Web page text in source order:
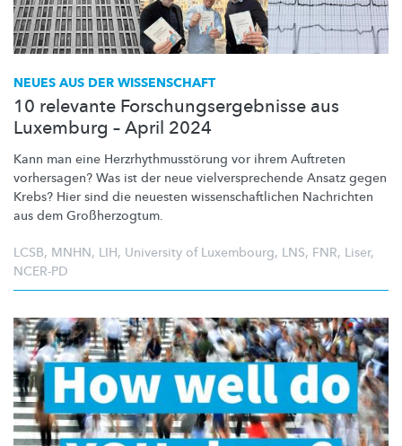
NEUES AUS DER WISSENSCHAFT
10 relevante Forschungsergebnisse aus
Luxemburg – April 2024
Kann man eine Herzrhythmusstörung vor ihrem Auftreten
vorhersagen? Was ist der neue vielversprechende Ansatz gegen
Krebs? Hier sind die neuesten wissenschaftlichen Nachrichten
aus dem Großherzogtum.
LCSB, MNHN, LIH, University of Luxembourg, LNS, FNR, Liser,
NCER-PD